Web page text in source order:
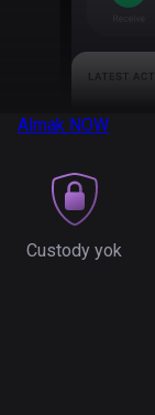
Almak NOW
Custody yok